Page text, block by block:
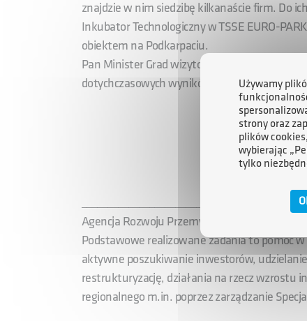
znajdzie w nim siedzibę kilkanaście firm. Do
Inkubator Technologiczny w TSSE EURO-
obiektem na Podkarpaciu.
Pan Minister Grad wizytował również tereny
dotychczasowych wyników i osiągnięć TSSE.
Agencja Rozwoju Przemysłu S.A. powstała w
Podstawowe realizowane zadania to pomoc
aktywne poszukiwanie inwestorów,
restrukturyzację, działania na rzecz wzrostu
regionalnego m.in. poprzez zarządzanie
Używamy
strony oraz
plików
wybierając
tylko